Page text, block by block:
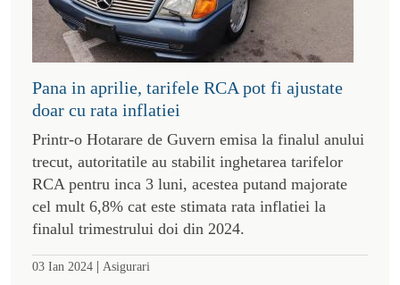
Pana in aprilie, tarifele RCA pot fi ajustate
doar cu rata inflatiei
Printr-o Hotarare de Guvern emisa la finalul anului
trecut, autoritatile au stabilit inghetarea tarifelor
RCA pentru inca 3 luni, acestea putand majorate
cel mult 6,8% cat este stimata rata inflatiei la
finalul trimestrului doi din 2024.
03 Ian 2024 | Asigurari